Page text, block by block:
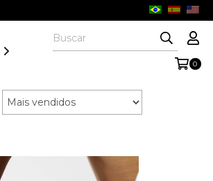
COLEÇÃO AURORA COLEÇÃO FORM
0